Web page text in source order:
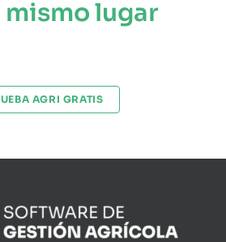
mismo lugar
AGRI GRATIS